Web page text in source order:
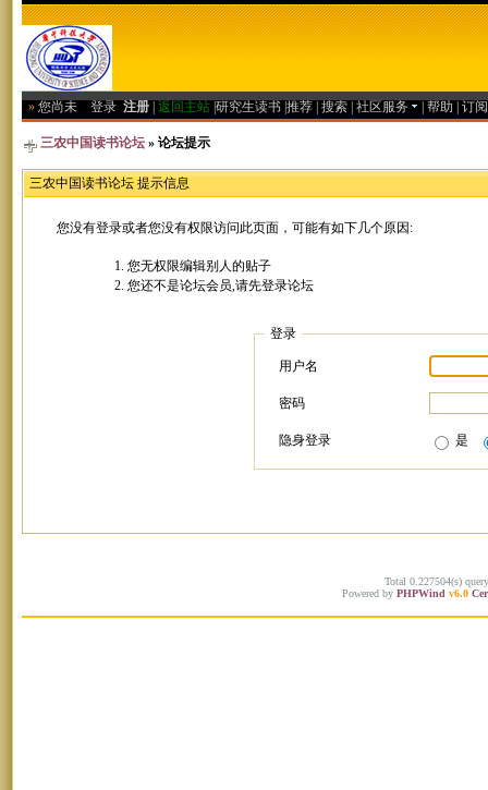
» 您尚未 登录 注册 返回主站 研究生读书 推荐 搜索 社区服务 帮助 订
三农中国读书论坛 » 论坛提示
三农中国读书论坛 提示信息
您没有登录或者您没有权限访问此页面，可能有如下几个原因:
您无权限编辑别人的贴子
您还不是论坛会员,请先登录论坛
登录
用户名
密码
隐身登录 是
Total 0.227504(s)
Powered by PHPWind v6.0